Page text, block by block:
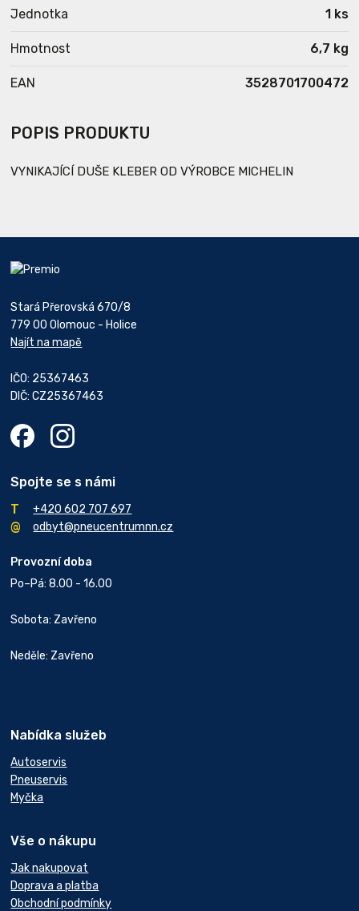
Jednotka 1 ks
Hmotnost 6,7 kg
EAN 3528701700472
POPIS PRODUKTU
VYNIKAJÍCÍ DUŠE KLEBER OD VÝROBCE MICHELIN
Stará Přerovská 670/8
779 00 Olomouc - Holice
Najít na mapě
IČO: 25367463
DIČ: CZ25367463
Spojte se s námi
+420 602 707 697
odbyt@pneucentrumnn.cz
Provozní doba
Po–Pá: 8.00 - 16.00
Sobota: Zavřeno
Neděle: Zavřeno
Nabídka služeb
Autoservis
Pneuservis
Myčka
Vše o nákupu
Jak nakupovat
Doprava a platba
Obchodní podmínky